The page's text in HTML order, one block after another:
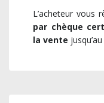
L’acheteur vous
par chèque
la vente